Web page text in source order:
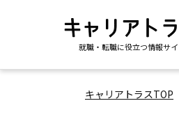
就職・転職に役立つ情報サ
キャリアトラスTOP